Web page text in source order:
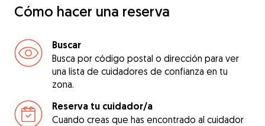
Cómo hacer una reserva
Buscar
Busca por código postal o dirección para ver
una lista de cuidadores de confianza en tu
zona.
Reserva tu cuidador/a
Cuando creas que has encontrado al cuidador